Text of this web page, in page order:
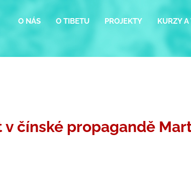
O NÁS O TIBETU PROJEKTY KURZY
v čínské propagandě